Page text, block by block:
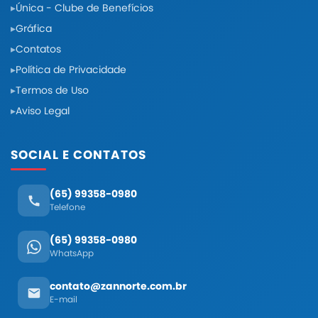
Única - Clube de Benefícios
Gráfica
Contatos
Política de Privacidade
Termos de Uso
Aviso Legal
SOCIAL E CONTATOS
(65) 99358-0980
Telefone
(65) 99358-0980
WhatsApp
contato@zannorte.com.br
E-mail